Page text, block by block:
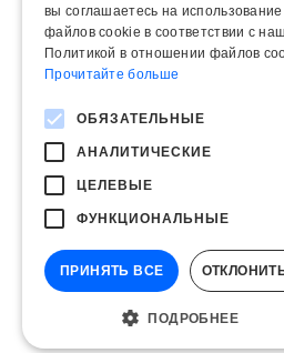
вы соглашаетесь на использование
файлов cookie в соответствии с
Политикой в ​​отношении файлов
Прочитайте больше
ОБЯЗАТЕЛЬНЫЕ
АНАЛИТИЧЕСКИЕ
ЦЕЛЕВЫЕ
ФУНКЦИОНАЛЬНЫЕ
ПРИНЯТЬ ВСЕ
ПОДРОБНЕЕ